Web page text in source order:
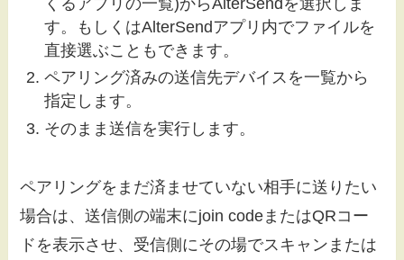
くるアプリの一覧)からAlterSendを選択しま
す。もしくはAlterSendアプリ内でファイルを
直接選ぶこともできます。
ペアリング済みの送信先デバイスを一覧から
指定します。
そのまま送信を実行します。
ペアリングをまだ済ませていない相手に送りたい
場合は、送信側の端末にjoin codeまたはQRコー
ドを表示させ、受信側にその場でスキャンまたは